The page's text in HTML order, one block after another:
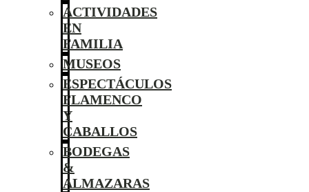
ACTIVIDADES
EN
FAMILIA
MUSEOS
ESPECTÁCULOS
FLAMENCO
Y
CABALLOS
BODEGAS
&
ALMAZARAS